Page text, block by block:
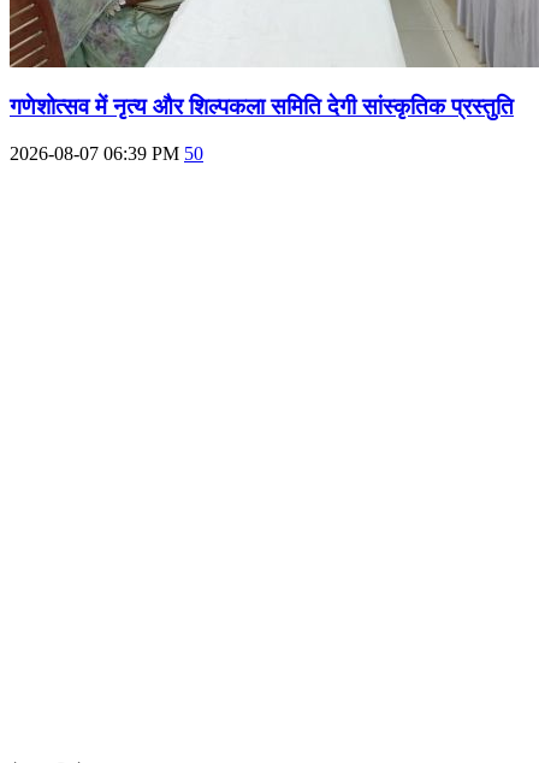
गणेशोत्सव में नृत्य और शिल्पकला समिति देगी सांस्कृतिक प्रस्तुति
2026-08-07 06:39 PM 50